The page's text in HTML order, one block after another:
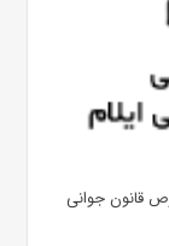
قانون جوانی